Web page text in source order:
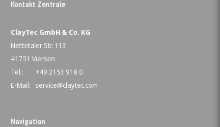
Kontakt Zentrale
ClayTec GmbH & Co. KG
Nettetaler Str. 113
41751 Viersen
Tel.:
+49 2153 918 0
E-Mail:
service@claytec.com
Navigation